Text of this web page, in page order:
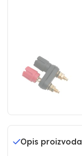
Opis proizvoda